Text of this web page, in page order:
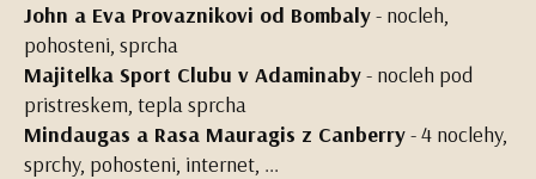
John a Eva Provaznikovi od Bombaly- nocleh,
pohosteni, sprcha
Majitelka Sport Clubu v Adaminaby- nocleh pod
pristreskem, tepla sprcha
Mindaugas a Rasa Mauragis z Canberry- 4 noclehy,
sprchy, pohosteni, internet, ...